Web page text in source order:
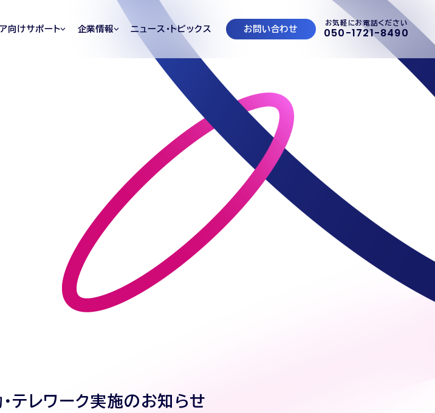
向けサポート 企業情報 ニュース・トピックス お問い合わせ お気軽にお電話ください
050-1721-8490
テレワーク実施のお知らせ